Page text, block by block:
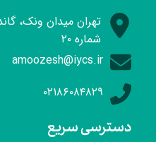
تهران میدان ونک،
شماره ۲۰
amoozesh@iycs.ir
۰۲۱۸۶۰۸۴۸۲۹
دسترسی سریع